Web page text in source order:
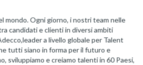
mondo. Ogni giorno, i nostri team nelle
candidati e clienti in diversi ambiti
a livello globale per Talent
tutti siano in forma per il futuro e
sviluppiamo e creiamo talenti in 60 Paesi,